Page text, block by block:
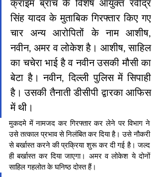
क्राइम ब्रांच के विशेष आयुक्त रवींद्र
सिंह यादव के मुताबिक गिरफ्तार किए गए
चार अन्य आरोपितों के नाम आशीष,
नवीन, अमर व लोकेश है। आशीष, साहिल
का चचेरा भाई है व नवीन उसकी मौसी का
बेटा है। नवीन, दिल्ली पुलिस में सिपाही
है। उसकी तैनाती डीसीपी द्वारका आफिस
में थी।
मुकदमे में नामजद कर गिरफ्तार कर लेने पर विभाग ने
उसे तत्काल प्रभाव से निलंबित कर दिया है। उसे नौकरी
से बर्खास्त करने की प्रक्रिया शुरू कर दी गई है। जल्द
ही बर्खास्त कर दिया जाएगा। अमर व लोकेश ये दोनों
साहिल गहलोत के घनिष्ठ दोस्त हैं।